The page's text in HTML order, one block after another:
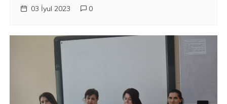
03 İyul 2023 0